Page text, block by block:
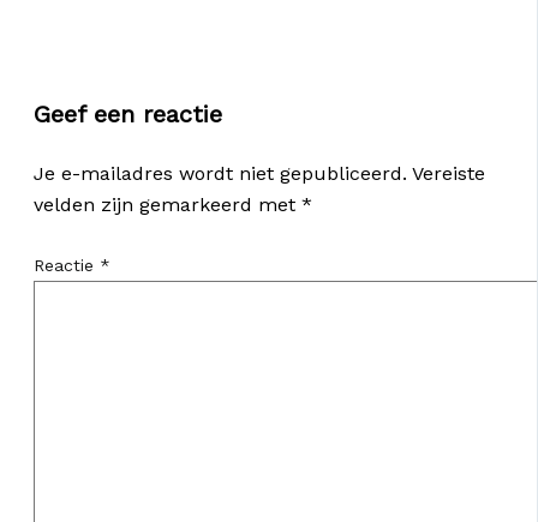
Geef een reactie
Je e-mailadres wordt niet gepubliceerd. Vereiste
velden zijn gemarkeerd met *
Reactie *